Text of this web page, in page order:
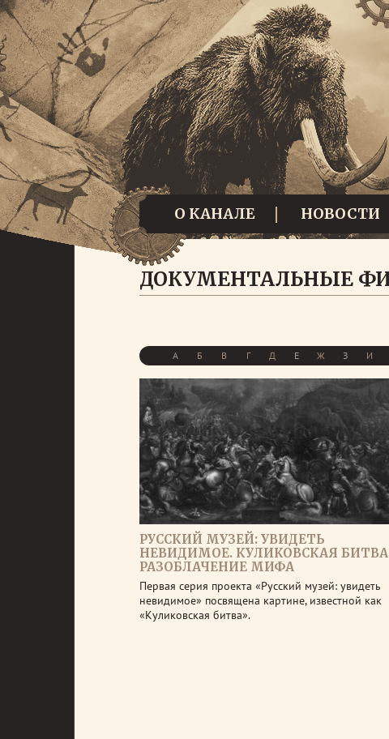
О КАНАЛЕ НОВОСТИ
ДОКУМЕНТАЛЬНЫЕ
А Б В Г Д Е Ж З И
РУССКИЙ МУЗЕЙ: УВИДЕТЬ
НЕВИДИМОЕ. КУЛИКОВСКАЯ
РАЗОБЛАЧЕНИЕ МИФА
Первая серия проекта «Русский музей: увидеть
невидимое» посвящена картине, известной как
«Куликовская битва».